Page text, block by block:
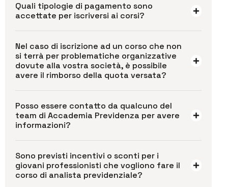
Quali tipologie di pagamento sono
accettate per iscriversi ai corsi?
Nel caso di iscrizione ad un corso che non
si terrà per problematiche organizzative
dovute alla vostra società, è possibile
avere il rimborso della quota versata?
Posso essere contatto da qualcuno del
team di Accademia Previdenza per avere
informazioni?
Sono previsti incentivi o sconti per i
giovani professionisti che vogliono fare il
corso di analista previdenziale?